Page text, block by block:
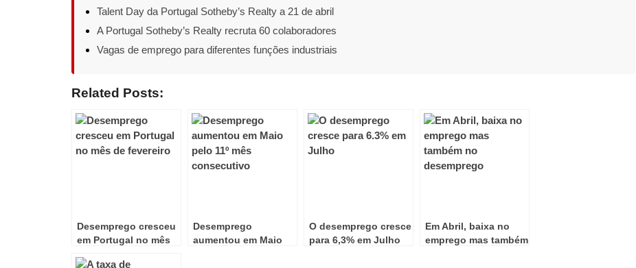
Talent Day da Portugal Sotheby’s Realty a 21 de abril
A Portugal Sotheby’s Realty recruta 60 colaboradores
Vagas de emprego para diferentes funções industriais
Related Posts:
Desemprego cresceu
em Portugal no mês
Desemprego
aumentou em Maio
O desemprego cresce
para 6,3% em Julho
Em Abril, baixa no
emprego mas também